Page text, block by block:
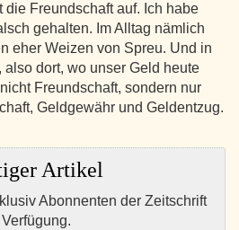
die Freundschaft auf. Ich habe
gehalten. Im Alltag nämlich
eher Weizen von Spreu. Und in
dort, wo unser Geld heute
Freundschaft, sondern nur
Geldgewähr und Geldentzug.
Artikel
Abonnenten der Zeitschrift